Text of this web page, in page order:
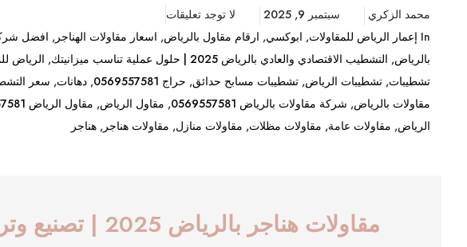
محمد الزكري سبتمبر 9, 2025
لا توجد تعليقات
In إعمار الرياض للمقاولات, ابوكسي, ارقام مقاول بالرياض, اسعار مقاولات الهناجر, افضل
بالرياض, التشطيب الاقتصادي والعادي بالرياض 2025 | حلول عملية تناسب ميزانيتك , الرياض
تشطيبات, تشطيبات الرياض, تشطيبات مسابح حدائق, حراج 0569557581 , دهانات, سعر
مقاولات بالرياض, شركة مقاولات بالرياض 0569557581 , مقاول الرياض, مقاول الرياض 0569557581
الرياض, مقاولات عامة, مقاولات مظلات, مقاولات منازل, مقاولات هناجر, هناجر
مقاولات هناجر